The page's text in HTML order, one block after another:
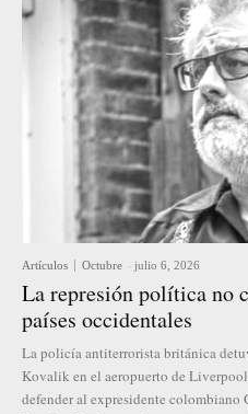
Artículos Octubre - julio 6, 2026
La represión política no
países occidentales
La policía antiterrorista británica
Kovalik en el aeropuerto de
defender al expresidente colombiano